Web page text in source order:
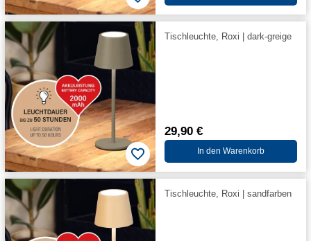
Tischleuchte, Roxi | dark-greige
29,90 €
In den Warenkorb
Tischleuchte, Roxi | sandfarben